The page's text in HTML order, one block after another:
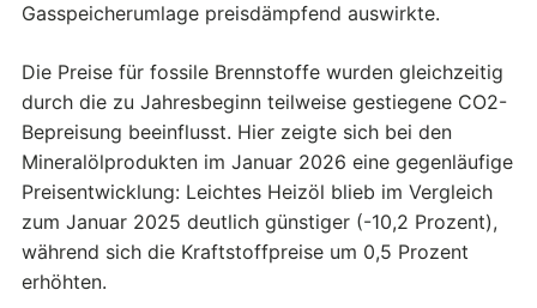
Gasspeicherumlage preisdämpfend auswirkte.
Die Preise für fossile Brennstoffe wurden gleichzeitig
durch die zu Jahresbeginn teilweise gestiegene CO2-
Bepreisung beeinflusst. Hier zeigte sich bei den
Mineralölprodukten im Januar 2026 eine gegenläufige
Preisentwicklung: Leichtes Heizöl blieb im Vergleich
zum Januar 2025 deutlich günstiger (-10,2 Prozent),
während sich die Kraftstoffpreise um 0,5 Prozent
erhöhten.